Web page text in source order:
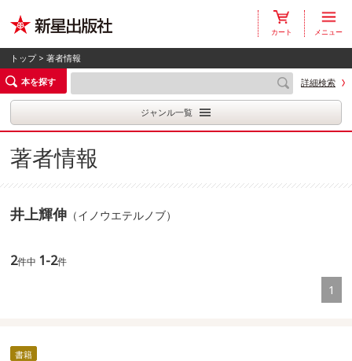
カート メニュー
トップ> 著者情報
本を探す
詳細検索
ジャンル一覧
著者情報
井上輝伸 （イノウエテルノブ）
2件中 1-2件
1
書籍